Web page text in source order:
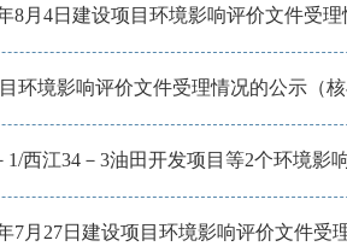
8月4日建设项目环境影响评价文件受
环境影响评价文件受理情况的公示（核
1/西江34－3油田开发项目等2个环境影
7月27日建设项目环境影响评价文件受